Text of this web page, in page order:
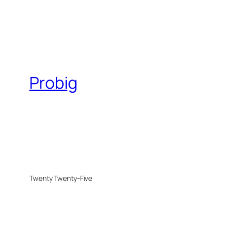
Probig
Twenty Twenty-Five